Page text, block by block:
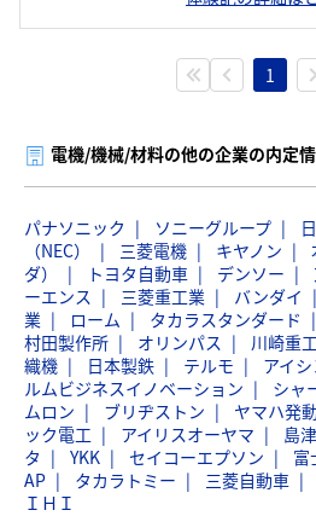
1
電機/機械/材料の他の企業の内定
パナソニック ソニーグループ
（NEC）
三菱電機 キヤノン
ダ）
トヨタ自動車 デンソー
ーエンス
三菱重工業 バンダイ
業
ローム タカラスタンダード
村田製作所
オリンパス 川崎重
織機
日本製鉄 テルモ アイ
ルムビジネスイノベーション
シャ
ムロン
ブリヂストン ヤマハ発
ック電工
アイリスオーヤマ 島
タ
YKK セイコーエプソン 富
AP
タカラトミー 三菱自動車
ＩＨＩ